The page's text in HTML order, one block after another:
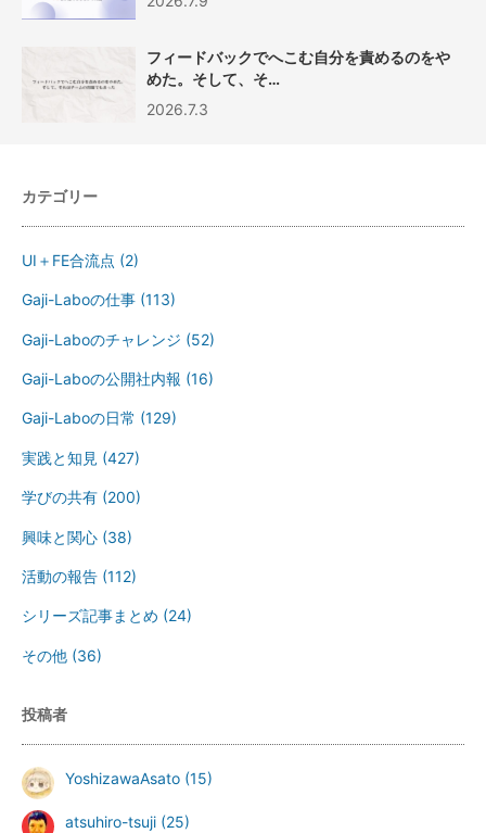
フィードバックでへこむ自分を責めるのをや
めた。そして、そ…
2026.7.3
カテゴリー
UI＋FE合流点 (2)
Gaji-Laboの仕事 (113)
Gaji-Laboのチャレンジ (52)
Gaji-Laboの公開社内報 (16)
Gaji-Laboの日常 (129)
実践と知見 (427)
学びの共有 (200)
興味と関心 (38)
活動の報告 (112)
シリーズ記事まとめ (24)
その他 (36)
投稿者
YoshizawaAsato (15)
atsuhiro-tsuji (25)